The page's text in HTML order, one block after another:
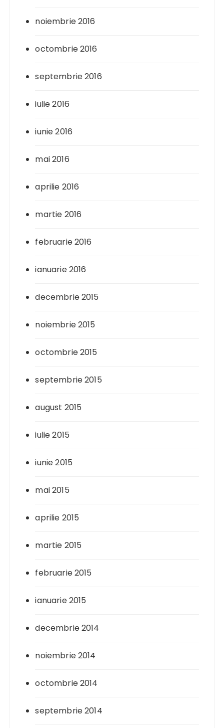
noiembrie 2016
octombrie 2016
septembrie 2016
iulie 2016
iunie 2016
mai 2016
aprilie 2016
martie 2016
februarie 2016
ianuarie 2016
decembrie 2015
noiembrie 2015
octombrie 2015
septembrie 2015
august 2015
iulie 2015
iunie 2015
mai 2015
aprilie 2015
martie 2015
februarie 2015
ianuarie 2015
decembrie 2014
noiembrie 2014
octombrie 2014
septembrie 2014